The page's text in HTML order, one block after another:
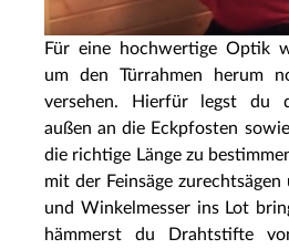
Für eine hochwertige Optik
um den Türrahmen herum
versehen. Hierfür legst du
außen an die Eckpfosten
die richtige Länge zu
mit der Feinsäge
und Winkelmesser ins Lot
hämmerst du Drahtstifte